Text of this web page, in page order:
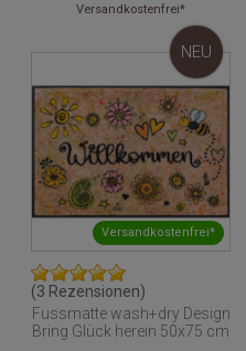
Versandkostenfrei*
Versandkostenfrei*
NEU
(3 Rezensionen)
Fussmatte wash+dry Design
Bring Glück herein 50x75 cm